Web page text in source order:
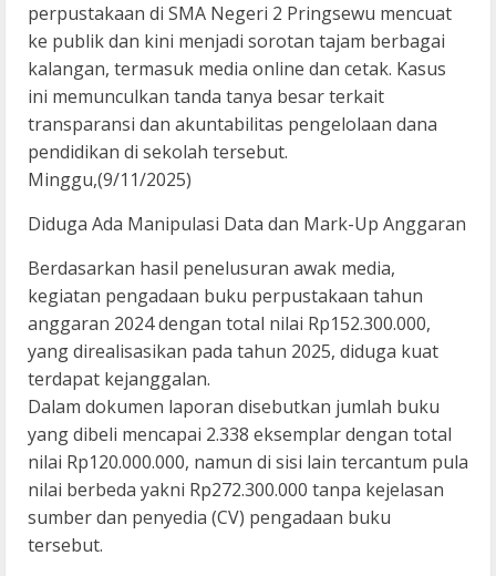
perpustakaan di SMA Negeri 2 Pringsewu mencuat
ke publik dan kini menjadi sorotan tajam berbagai
kalangan, termasuk media online dan cetak. Kasus
ini memunculkan tanda tanya besar terkait
transparansi dan akuntabilitas pengelolaan dana
pendidikan di sekolah tersebut.
Minggu,(9/11/2025)
Diduga Ada Manipulasi Data dan Mark-Up Anggaran
Berdasarkan hasil penelusuran awak media,
kegiatan pengadaan buku perpustakaan tahun
anggaran 2024 dengan total nilai Rp152.300.000,
yang direalisasikan pada tahun 2025, diduga kuat
terdapat kejanggalan.
Dalam dokumen laporan disebutkan jumlah buku
yang dibeli mencapai 2.338 eksemplar dengan total
nilai Rp120.000.000, namun di sisi lain tercantum pula
nilai berbeda yakni Rp272.300.000 tanpa kejelasan
sumber dan penyedia (CV) pengadaan buku
tersebut.